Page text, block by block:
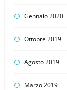
Gennaio 2020
Ottobre 2019
Agosto 2019
Marzo 2019